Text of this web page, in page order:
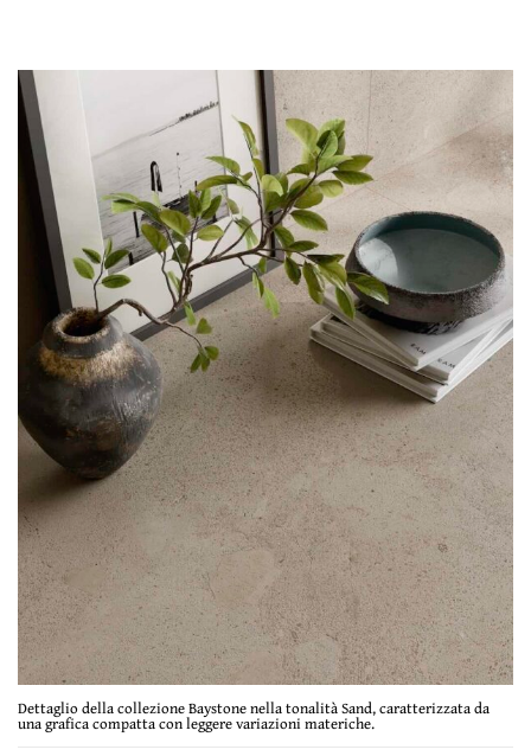
Dettaglio della collezione Baystone nella tonalità Sand, caratterizzata da
una grafica compatta con leggere variazioni materiche.